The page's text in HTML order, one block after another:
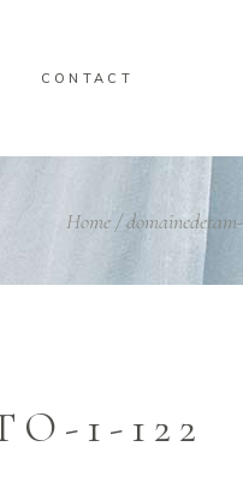
CONTACT
Home/domainedetam-
1-122